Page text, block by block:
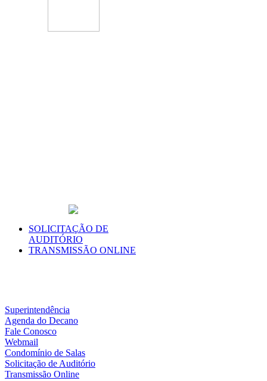
SOLICITAÇÃO DE
AUDITÓRIO
TRANSMISSÃO ONLINE
Superintendência
Agenda do Decano
Fale Conosco
Webmail
Condomínio de Salas
Solicitação de Auditório
Transmissão Online